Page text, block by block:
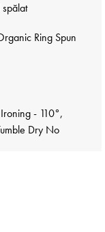
Ring Spun
- 110°,
Dry No